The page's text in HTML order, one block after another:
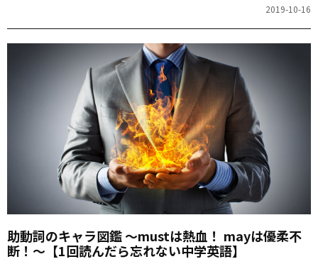
（KADOKAWA）のエッセンスをぎゅっと詰め込んだ連載。今回は、
I’llとI’m going to、canとbe able toの違いにクローズアップしま
す。
2019-10-16
助動詞のキャラ図鑑 ～mustは熱血！ mayは優柔不
断！～【1回読んだら忘れない中学英語】